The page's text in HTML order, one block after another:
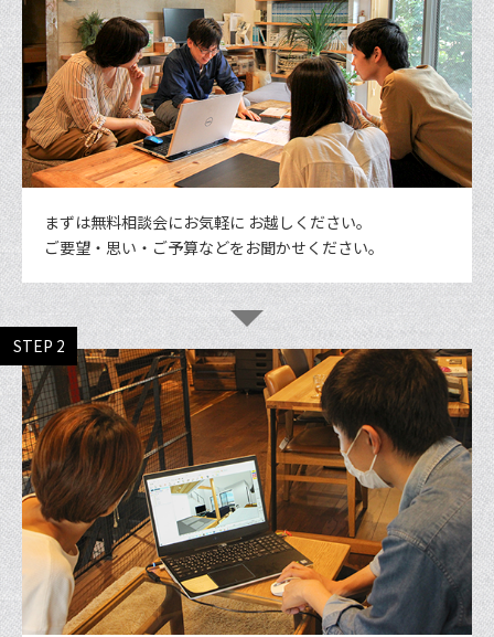
まずは無料相談会にお気軽に お越しください。
ご要望・思い・ご予算などをお聞かせください。
STEP 2